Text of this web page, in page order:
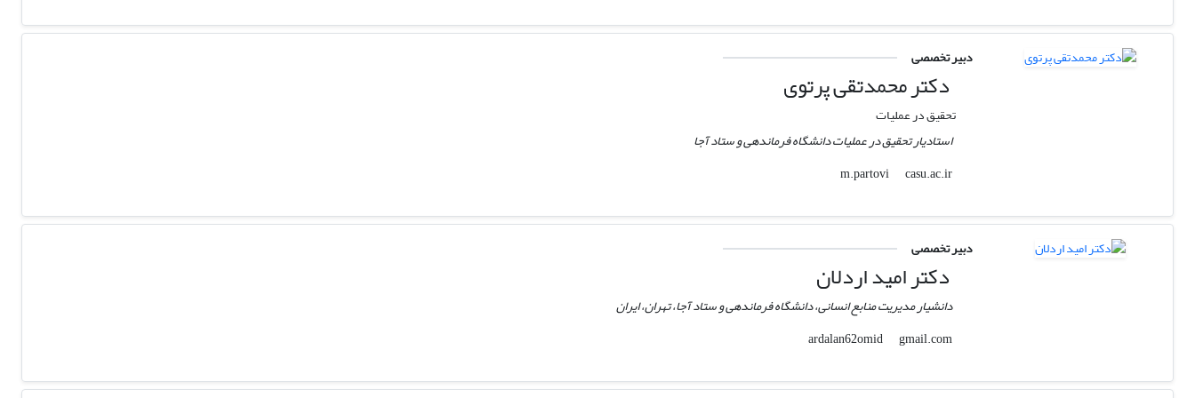
دبیر تخصصی
دکتر محمدتقی پرتوی
تحقیق در عملیات
استادیار تحقیق در عملیات دانشگاه فرماندهی و ستاد آجا
m.partovi
casu.ac.ir
دبیر تخصصی
دکتر امید اردلان
دانشیار مدیریت منابع انسانی، دانشگاه فرماندهی و ستاد آجا، تهران، ایران
ardalan62omid
gmail.com